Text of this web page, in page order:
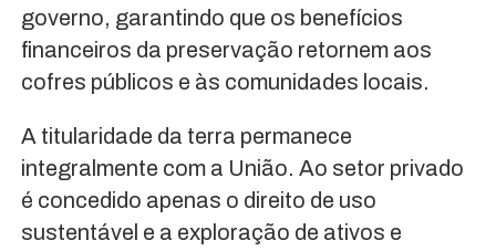
governo, garantindo que os benefícios
financeiros da preservação retornem aos
cofres públicos e às comunidades locais.
A titularidade da terra permanece
integralmente com a União. Ao setor privado
é concedido apenas o direito de uso
sustentável e a exploração de ativos e